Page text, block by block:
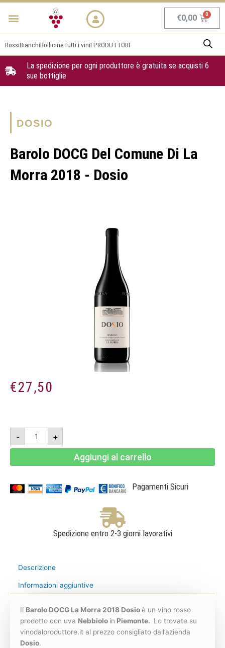
Vai
Menu €0,00
RossiBianchiBollicineTutti i viniI PRODUTTORI
La spedizione per ogni produttore è gratuita se acquisti 6
sue bottiglie
DOSIO
Barolo DOCG Del Comune Di La
Morra 2018 - Dosio
€27,50
-
Barolo
DOCG
del
Comune
Dosio
quantità
+
Aggiungi al carrello
Pagamenti Sicuri
Spedizione entro 2-3 giorni lavorativi
Descrizione
Informazioni aggiuntive
Il Barolo DOCG La Morra 2018 Dosioè un vino rosso
prodotto con uva Nebbiolo in Piemonte. Lo trovate su
vinodalproduttore.it al prezzo consigliato dall’azienda
Dosio.